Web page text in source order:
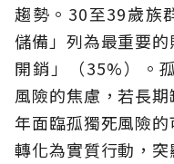
趨勢。30至39歲族
儲備」列為最重要
開銷」（35%）。
風險的焦慮，若長
年面臨孤獨死風險
轉化為實質行動，